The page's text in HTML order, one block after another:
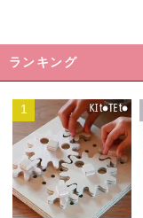
ランキング
1